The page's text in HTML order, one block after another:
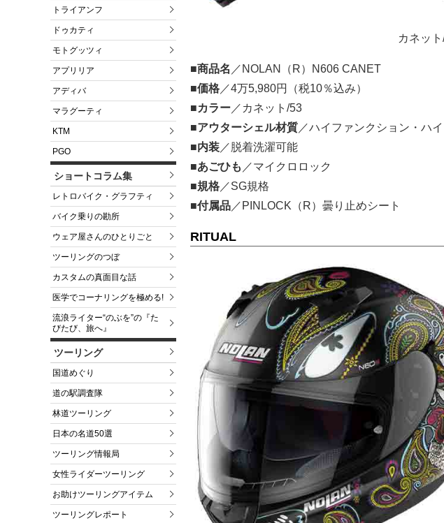
トライアンフ
ドゥカティ
モトグッツィ
アプリリア
アディバ
マラグーティ
KTM
PGO
ショートコラム集
レトロバイク・グラフティ
バイク乗りの勘所
ウェア屋さんのひとりごと
ツーリングのつぼ
カスタムの真面目な話
医学でコーナリングを極める!
流浪ライター“のぶを”の『た
びたび、旅へ』
ツーリング
国道めぐり
道の駅調査隊
林道ツーリング
日本の名道50選
ツーリング情報局
女性ライダーツーリング
お助けツーリングアイテム
ツーリングレポート
カネッ
■商品名 ／NOLAN（R）N606 CANET
■価格 ／4万5,980円（税10％込み）
■カラー ／カネット/53
■アウターシェル材質 ／ハイファンクション・ハ
■内装 ／脱着洗濯可能
■あごひも ／マイクロロック
■規格 ／SG規格
■付属品 ／PINLOCK（R）曇り止めシート
RITUAL